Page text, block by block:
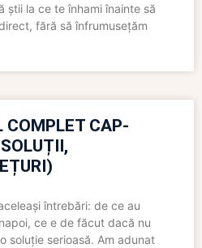
știi la ce te înhami înainte să
fără să înfrumusețăm
COMPLET CAP-
întrebări: de ce au
ce e de făcut dacă nu
soluție serioasă. Am adunat